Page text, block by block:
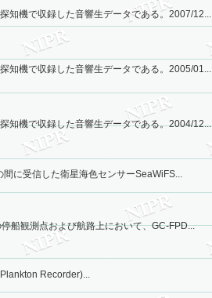
知機で収録した音響生データである。2007/12...
知機で収録した音響生データである。2005/01...
知機で収録した音響生データである。2004/12...
に受信した衛星海色センサーSeaWiFS...
船観測点および航路上において、GC-FPD...
Recorder)...